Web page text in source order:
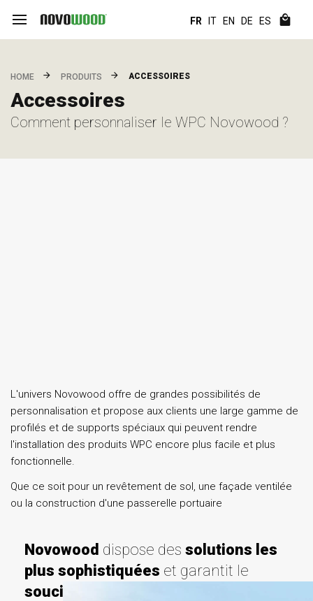
FR IT EN DE ES
HOME PRODUITS ACCESSOIRES
Accessoires
Comment personnaliser le WPC Novowood ?
L'univers Novowood offre de grandes possibilités de
personnalisation et propose aux clients une large gamme de
profilés et de supports spéciaux qui peuvent rendre
l'installation des produits WPC encore plus facile et plus
fonctionnelle.
Que ce soit pour un revêtement de sol, une façade ventilée
ou la construction d'une passerelle portuaire
Novowood dispose des solutions les
plus sophistiquées et garantit le
souci du détail